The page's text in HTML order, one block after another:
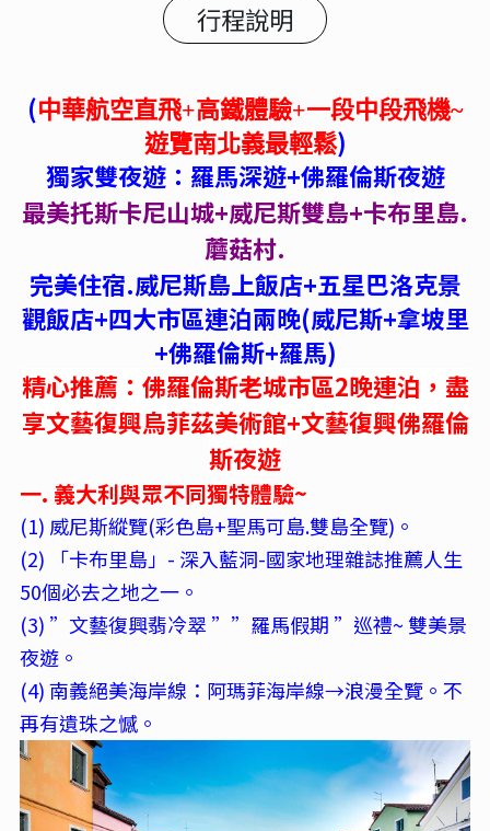
行程說明
(中華航空直飛+高鐵體驗+一段中段飛機~
遊覽南北義最輕鬆)
獨家雙夜遊：羅馬深遊+佛羅倫斯夜遊
最美托斯卡尼山城+威尼斯雙島+卡布里島.
蘑菇村.
完美住宿.威尼斯島上飯店+五星巴洛克景
觀飯店+四大市區連泊兩晚(威尼斯+拿坡里
+佛羅倫斯+羅馬)
精心推薦：佛羅倫斯老城市區2晚連泊，盡
享文藝復興烏菲茲美術館+文藝復興佛羅倫
斯夜遊
一. 義大利與眾不同獨特體驗~
(1) 威尼斯縱覽(彩色島+聖馬可島.雙島全覽)。
(2) 「卡布里島」- 深入藍洞-國家地理雜誌推薦人生
50個必去之地之一。
(3) ”文藝復興翡冷翠 ””羅馬假期 ”巡禮~ 雙美景
夜遊。
(4)南義絕美海岸線：阿瑪菲海岸線→浪漫全覽。不
再有遺珠之憾。